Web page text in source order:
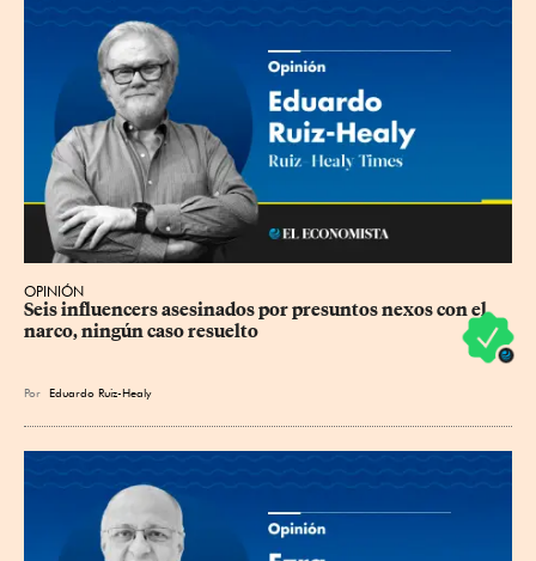
OPINIÓN
Seis influencers asesinados por presuntos nexos con el
narco, ningún caso resuelto
Por Eduardo Ruiz-Healy